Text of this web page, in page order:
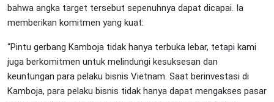
bahwa angka target tersebut sepenuhnya dapat dicapai. Ia
memberikan komitmen yang kuat:
“Pintu gerbang Kamboja tidak hanya terbuka lebar, tetapi kami
juga berkomitmen untuk melindungi kesuksesan dan
keuntungan para pelaku bisnis Vietnam. Saat berinvestasi di
Kamboja, para pelaku bisnis tidak hanya dapat mengakses pasar